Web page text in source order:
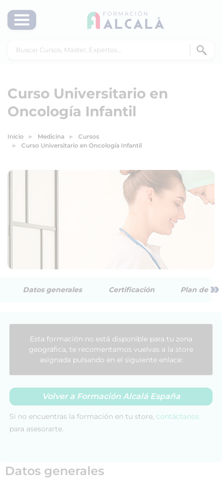
Curso Universitario en
Oncología Infantil
Inicio Medicina
Cursos
Curso Universitario en Oncología Infantil
Datos generales Certificación Plan de »
Datos generales
Esta formación no está disponible para tu zona
geográfica, te recomentamos vuelvas a la store
asignada pulsando en el siguiente enlace:
Volver a Formación Alcalá España
Si no encuentras la formación en tu store, contáctanos
para asesorarte.